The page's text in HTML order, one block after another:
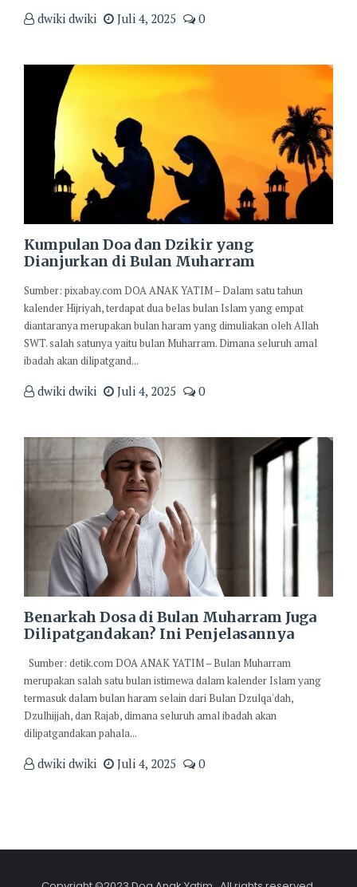
dwiki dwiki Juli 4, 2025 0
Kumpulan Doa dan Dzikir yang
Dianjurkan di Bulan Muharram
Sumber: pixabay.com DOA ANAK YATIM – Dalam satu tahun
kalender Hijriyah, terdapat dua belas bulan Islam yang empat
diantaranya merupakan bulan haram yang dimuliakan oleh Allah
SWT. salah satunya yaitu bulan Muharram. Dimana seluruh amal
ibadah akan dilipatgand...
dwiki dwiki Juli 4, 2025 0
Benarkah Dosa di Bulan Muharram Juga
Dilipatgandakan? Ini Penjelasannya
Sumber: detik.com DOA ANAK YATIM – Bulan Muharram
merupakan salah satu bulan istimewa dalam kalender Islam yang
termasuk dalam bulan haram selain dari Bulan Dzulqa'dah,
Dzulhijjah, dan Rajab, dimana seluruh amal ibadah akan
dilipatgandakan pahala...
dwiki dwiki Juli 4, 2025 0